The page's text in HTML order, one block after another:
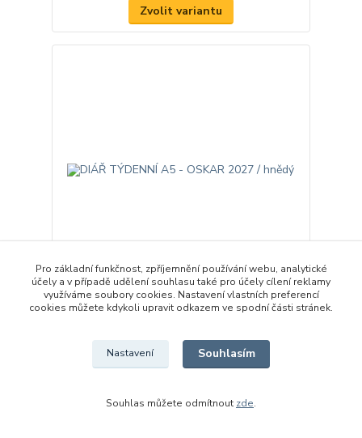
Zvolit variantu
DIÁŘ TÝDENNÍ A5 - OSKAR 2027 / hnědý
Přidat do košíku
Pro základní funkčnost, zpříjemnění používání webu, analytické
účely a v případě udělení souhlasu také pro účely cílení reklamy
využíváme soubory cookies. Nastavení vlastních preferencí
cookies můžete kdykoli upravit odkazem ve spodní části stránek.
Nastavení Souhlasím
Souhlas můžete odmítnout zde.